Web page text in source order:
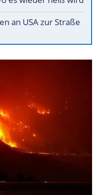
an USA zur Straße